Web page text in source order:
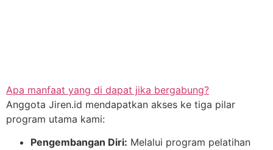
Apa manfaat yang di dapat jika bergabung?
Anggota Jiren.id mendapatkan akses ke tiga pilar
program utama kami:
Pengembangan Diri: Melalui program pelatihan